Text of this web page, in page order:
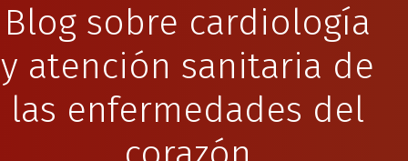
Blog sobre cardiología
y atención sanitaria de
las enfermedades del